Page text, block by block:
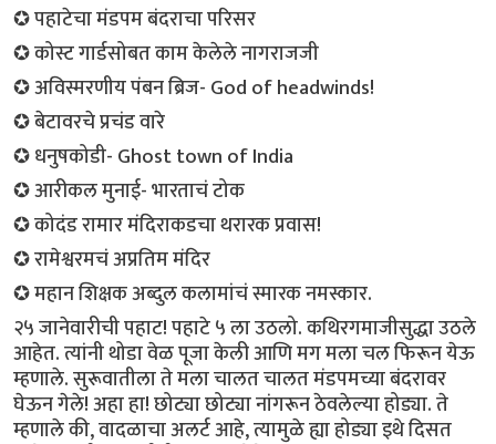
✪ पहाटेचा मंडपम बंदराचा परिसर
✪ कोस्ट गार्डसोबत काम केलेले नागराजजी
✪ अविस्मरणीय पंबन ब्रिज- God of headwinds!
✪ बेटावरचे प्रचंड वारे
✪ धनुषकोडी- Ghost town of India
✪ आरीकल मुनाई- भारताचं टोक
✪ कोदंड रामार मंदिराकडचा थरारक प्रवास!
✪ रामेश्वरमचं अप्रतिम मंदिर
✪ महान शिक्षक अब्दुल कलामांचं स्मारक नमस्कार.
२५ जानेवारीची पहाट! पहाटे ५ ला उठलो. कथिरगमाजीसुद्धा उठले
आहेत. त्यांनी थोडा वेळ पूजा केली आणि मग मला चल फिरून येऊ
म्हणाले. सुरूवातीला ते मला चालत चालत मंडपमच्या बंदरावर
घेऊन गेले! अहा हा! छोट्या छोट्या नांगरून ठेवलेल्या होड्या. ते
म्हणाले की, वादळाचा अलर्ट आहे, त्यामुळे ह्या होड्या इथे दिसत